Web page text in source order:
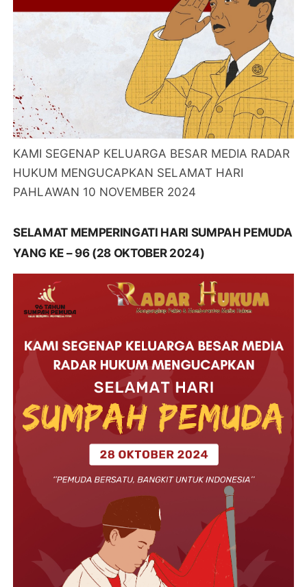
KAMI SEGENAP KELUARGA BESAR MEDIA RADAR
HUKUM MENGUCAPKAN SELAMAT HARI
PAHLAWAN 10 NOVEMBER 2024
SELAMAT MEMPERINGATI HARI SUMPAH PEMUDA
YANG KE – 96 (28 OKTOBER 2024)